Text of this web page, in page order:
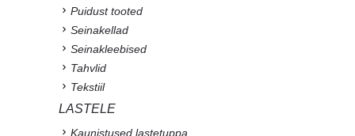
Puidust tooted
Seinakellad
Seinakleebised
Tahvlid
Tekstiil
LASTELE
Kaunistused lastetuppa